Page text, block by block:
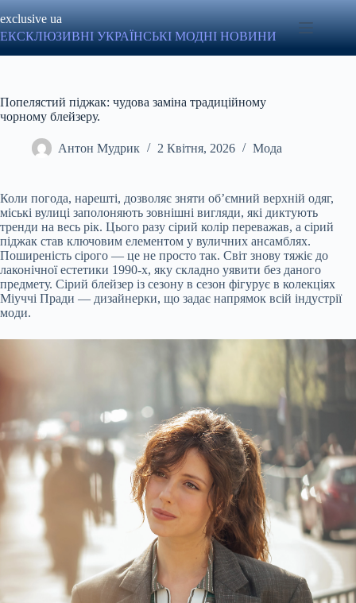
до
вмісту
exclusive ua
ЕКСКЛЮЗИВНІ УКРАЇНСЬКІ МОДНІ НОВИНИ
Попелястий піджак: чудова заміна традиційному
чорному блейзеру.
Антон Мудрик 2 Квітня, 2026 Мода
Коли погода, нарешті, дозволяє зняти об’ємний верхній одяг,
міські вулиці заполоняють зовнішні вигляди, які диктують
тренди на весь рік. Цього разу сірий колір переважав, а сірий
піджак став ключовим елементом у вуличних ансамблях.
Поширеність сірого — це не просто так. Світ знову тяжіє до
лаконічної естетики 1990-х, яку складно уявити без даного
предмету. Сірий блейзер із сезону в сезон фігурує в колекціях
Міуччі Пради — дизайнерки, що задає напрямок всій індустрії
моди.